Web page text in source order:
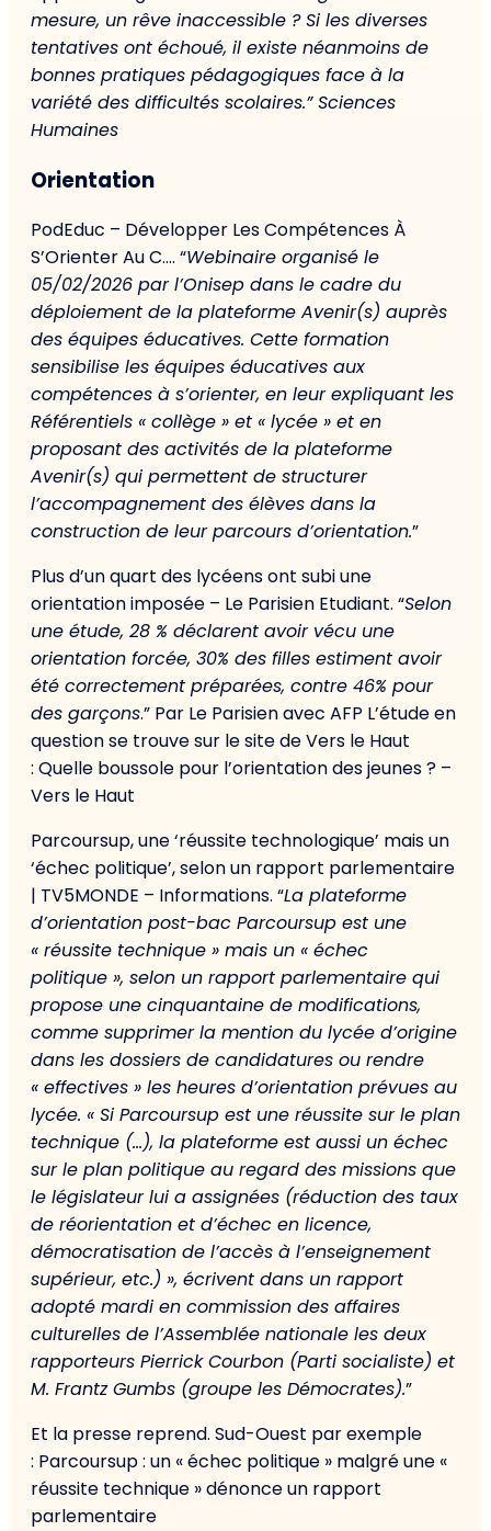
mesure, un rêve inaccessible ? Si les diverses
tentatives ont échoué, il existe néanmoins de
bonnes pratiques pédagogiques face à la
variété des difficultés scolaires.” Sciences
Humaines
Orientation
PodEduc – Développer Les Compétences À
S’Orienter Au C…. “Webinaire organisé le
05/02/2026 par l’Onisep dans le cadre du
déploiement de la plateforme Avenir(s) auprès
des équipes éducatives. Cette formation
sensibilise les équipes éducatives aux
compétences à s’orienter, en leur expliquant les
Référentiels « collège » et « lycée » et en
proposant des activités de la plateforme
Avenir(s) qui permettent de structurer
l’accompagnement des élèves dans la
construction de leur parcours d’orientation.”
Plus d’un quart des lycéens ont subi une
orientation imposée – Le Parisien Etudiant. “Selon
une étude, 28 % déclarent avoir vécu une
orientation forcée, 30% des filles estiment avoir
été correctement préparées, contre 46% pour
des garçons.” Par Le Parisien avec AFP L’étude en
question se trouve sur le site de Vers le Haut
: Quelle boussole pour l’orientation des jeunes ? –
Vers le Haut
Parcoursup, une ‘réussite technologique’ mais un
‘échec politique’, selon un rapport parlementaire
| TV5MONDE – Informations. “La plateforme
d’orientation post-bac Parcoursup est une
« réussite technique » mais un « échec
politique », selon un rapport parlementaire qui
propose une cinquantaine de modifications,
comme supprimer la mention du lycée d’origine
dans les dossiers de candidatures ou rendre
« effectives » les heures d’orientation prévues au
lycée. « Si Parcoursup est une réussite sur le plan
technique (…), la plateforme est aussi un échec
sur le plan politique au regard des missions que
le législateur lui a assignées (réduction des taux
de réorientation et d’échec en licence,
démocratisation de l’accès à l’enseignement
supérieur, etc.) », écrivent dans un rapport
adopté mardi en commission des affaires
culturelles de l’Assemblée nationale les deux
rapporteurs Pierrick Courbon (Parti socialiste) et
M. Frantz Gumbs (groupe les Démocrates).”
Et la presse reprend. Sud-Ouest par exemple
: Parcoursup : un « échec politique » malgré une «
réussite technique » dénonce un rapport
parlementaire